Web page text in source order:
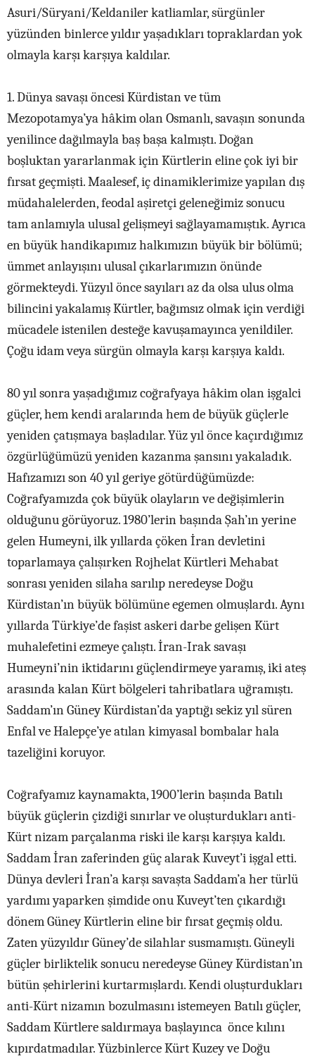
Asuri/Süryani/Keldaniler katliamlar, sürgünler
yüzünden binlerce yıldır yaşadıkları topraklardan yok
olmayla karşı karşıya kaldılar.
1. Dünya savaşı öncesi Kürdistan ve tüm
Mezopotamya’ya hâkim olan Osmanlı, savaşın sonunda
yenilince dağılmayla baş başa kalmıştı. Doğan
boşluktan yararlanmak için Kürtlerin eline çok iyi bir
fırsat geçmişti. Maalesef, iç dinamiklerimize yapılan dış
müdahalelerden, feodal aşiretçi geleneğimiz sonucu
tam anlamıyla ulusal gelişmeyi sağlayamamıştık. Ayrıca
en büyük handikapımız halkımızın büyük bir bölümü;
ümmet anlayışını ulusal çıkarlarımızın önünde
görmekteydi. Yüzyıl önce sayıları az da olsa ulus olma
bilincini yakalamış Kürtler, bağımsız olmak için verdiği
mücadele istenilen desteğe kavuşamayınca yenildiler.
Çoğu idam veya sürgün olmayla karşı karşıya kaldı.
80 yıl sonra yaşadığımız coğrafyaya hâkim olan işgalci
güçler, hem kendi aralarında hem de büyük güçlerle
yeniden çatışmaya başladılar. Yüz yıl önce kaçırdığımız
özgürlüğümüzü yeniden kazanma şansını yakaladık.
Hafızamızı son 40 yıl geriye götürdüğümüzde:
Coğrafyamızda çok büyük olayların ve değişimlerin
olduğunu görüyoruz. 1980’lerin başında Şah’ın yerine
gelen Humeyni, ilk yıllarda çöken İran devletini
toparlamaya çalışırken Rojhelat Kürtleri Mehabat
sonrası yeniden silaha sarılıp neredeyse Doğu
Kürdistan’ın büyük bölümüne egemen olmuşlardı. Aynı
yıllarda Türkiye’de faşist askeri darbe gelişen Kürt
muhalefetini ezmeye çalıştı. İran-Irak savaşı
Humeyni’nin iktidarını güçlendirmeye yaramış, iki ateş
arasında kalan Kürt bölgeleri tahribatlara uğramıştı.
Saddam’ın Güney Kürdistan’da yaptığı sekiz yıl süren
Enfal ve Halepçe’ye atılan kimyasal bombalar hala
tazeliğini koruyor.
Coğrafyamız kaynamakta, 1900’lerin başında Batılı
büyük güçlerin çizdiği sınırlar ve oluşturdukları anti-
Kürt nizam parçalanma riski ile karşı karşıya kaldı.
Saddam İran zaferinden güç alarak Kuveyt’i işgal etti.
Dünya devleri İran’a karşı savaşta Saddam’a her türlü
yardımı yaparken şimdide onu Kuveyt’ten çıkardığı
dönem Güney Kürtlerin eline bir fırsat geçmiş oldu.
Zaten yüzyıldır Güney’de silahlar susmamıştı. Güneyli
güçler birliktelik sonucu neredeyse Güney Kürdistan’ın
bütün şehirlerini kurtarmışlardı. Kendi oluşturdukları
anti-Kürt nizamın bozulmasını istemeyen Batılı güçler,
Saddam Kürtlere saldırmaya başlayınca önce kılını
kıpırdatmadılar. Yüzbinlerce Kürt Kuzey ve Doğu